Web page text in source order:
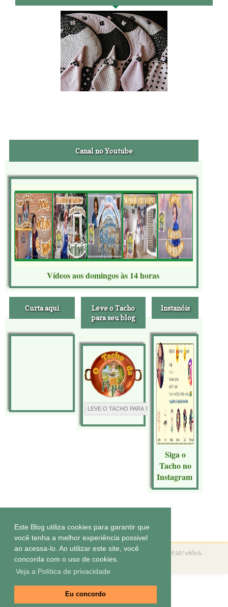
Este Blog utiliza cookies para garantir que
você tenha a melhor experiência possivel
ao acessa-lo. Ao utilizar este site, você
concorda com o uso de cookies.
Veja a Política de privacidade
Eu concordo
Canal no Youtube
Vídeos aos domingos às 14 horas
Curta aqui
Leve o Tacho
para seu blog
Instanóis
Siga o
Tacho no
Instagram
Copyright ©O tacho da PepaTodos os direitos reservados
Tema byElaine Gaspareto